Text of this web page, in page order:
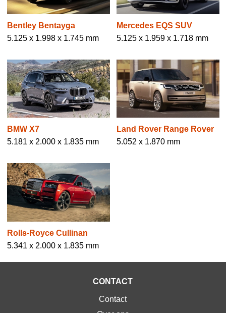
Bentley Bentayga
5.125 x 1.998 x 1.745 mm
Mercedes EQS SUV
5.125 x 1.959 x 1.718 mm
BMW X7
5.181 x 2.000 x 1.835 mm
Land Rover Range Rover
5.052 x 1.870 mm
Rolls-Royce Cullinan
5.341 x 2.000 x 1.835 mm
CONTACT
Contact